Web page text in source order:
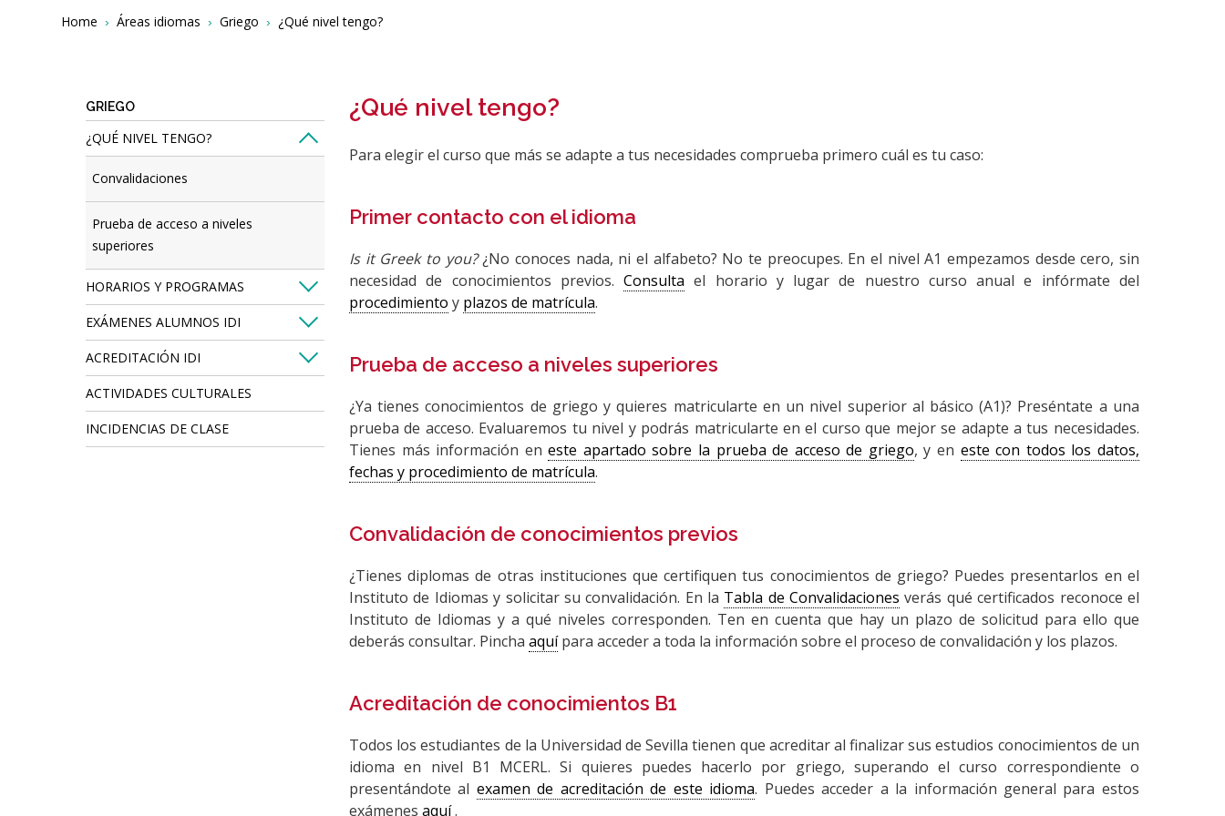
Breadcrumbs
You
Home Áreas idiomas Griego ¿Qué nivel tengo?
¿Qué nivel tengo?
Para elegir el curso que más se adapte a tus necesidades comprueba primero cuál es tu caso:
Primer contacto con el idioma
Is it Greek to you?¿No conoces nada, ni el alfabeto? No te preocupes. En el nivel A1 empezamos desde cero, sin
necesidad de conocimientos previos.Consulta el horario y lugar de nuestro curso anual e infórmate del
procedimiento y plazos de matrícula.
Prueba de acceso a niveles superiores
¿Ya tienes conocimientos de griego y quieres matricularte en un nivel superior al básico (A1)? Preséntate a una
prueba de acceso. Evaluaremos tu nivel y podrás matricularte en el curso que mejor se adapte a tus necesidades.
Tienes más información eneste apartado sobre la prueba de acceso de griego, y en este con todos los datos,
fechas y procedimiento de matrícula.
Convalidación de conocimientos previos
¿Tienes diplomas de otras instituciones que certifiquen tus conocimientos de griego? Puedes presentarlos en el
Instituto de Idiomas y solicitar su convalidación. En la Tabla de Convalidaciones verás qué certificados reconoce el
Instituto de Idiomas y a qué niveles corresponden. Ten en cuenta que hay un plazo de solicitud para ello que
deberás consultar. Pinchaaquípara acceder a toda la información sobre el proceso de convalidación y los plazos.
Acreditación de conocimientos B1
Todos los estudiantes de la Universidad de Sevilla tienen que acreditar al finalizar sus estudios conocimientos de un
idioma en nivel B1 MCERL. Si quieres puedes hacerlo por griego, superando el curso correspondiente o
presentándote al examen de acreditación de este idioma. Puedes acceder a la información general para estos
exámenesaquí.
GRIEGO
¿QUÉ NIVEL TENGO?
Convalidaciones
Prueba de acceso a niveles
superiores
HORARIOS Y PROGRAMAS
EXÁMENES ALUMNOS IDI
ACREDITACIÓN IDI
ACTIVIDADES CULTURALES
INCIDENCIAS DE CLASE